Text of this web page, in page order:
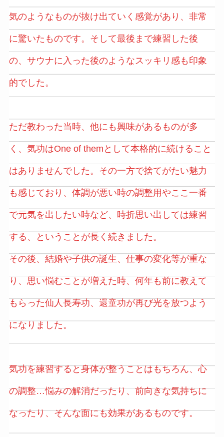
気のようなものが抜け出ていく感覚があり、非常
に驚いたものです。そして最後まで練習した後
の、サウナに入った後のようなスッキリ感も印象
的でした。
ただ教わった当時、他にも興味があるものが多
く、気功はOne of themとして本格的に続けること
はありませんでした。その一方で捨てがたい魅力
も感じており、体調が悪い時の調整用やここ一番
で元気を出したい時など、時折思い出しては練習
する、ということが長く続きました。
その後、結婚や子供の誕生、仕事の変化等が重な
り、思い悩むことが増えた時、何年も前に教えて
もらった仙人長寿功、還童功が再び光を放つよう
になりました。
気功を練習すると身体が整うことはもちろん、心
の調整…悩みの解消だったり、前向きな気持ちに
なったり、そんな面にも効果があるものです。